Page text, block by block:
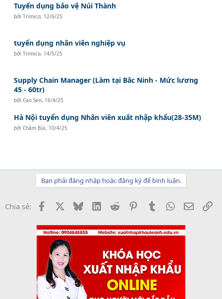
Tuyển dụng bảo vệ Núi Thành
bởiTrimico, 12/6/25
tuyển dụng nhân viên nghiệp vụ
bởiTrimico, 14/5/25
Supply Chain Manager (Làm tại Bắc Ninh - Mức lương
45 - 60tr)
bởiCao Sen, 16/4/25
Hà Nội tuyển dụng Nhân viên xuất nhập khẩu(28-35M)
bởiChâm Bùi, 10/4/25
Bạn phải đăng nhập hoặc đăng ký để bình luận.
Chia sẻ: Facebook BlueskyLinkedInReddit PinterestTumblrWhatsApp
Email